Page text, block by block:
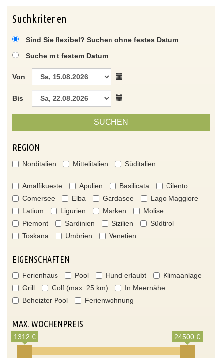
Suchkriterien
Sind Sie flexibel? Suchen ohne festes Datum
Suche mit festem Datum
Von
Bis
SUCHEN
REGION
Norditalien Mittelitalien Süditalien
Amalfikueste Apulien Basilicata
Cilento
Comersee
Elba Gardasee
Lago Maggiore
Latium
Ligurien Marken
Molise
Piemont
Sardinien Sizilien
Südtirol
Toskana
Umbrien Venetien
EIGENSCHAFTEN
Ferienhaus Pool Hund erlaubt
Klimaanlage
Grill
Golf (max. 25 km)
In Meernähe
Beheizter Pool
Ferienwohnung
MAX. WOCHENPREIS
1312 € 24500 €